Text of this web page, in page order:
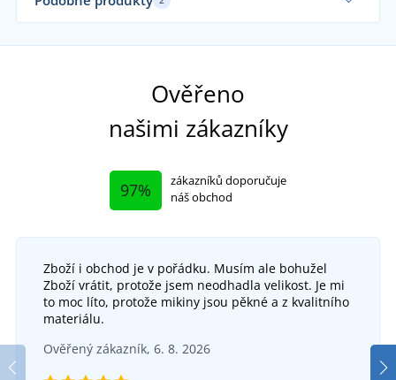
Pánské pantofle ZETA
DO 5 DNŮ
Dámské pantofle MEGI
DO 5 DNŮ
Ověřeno
našimi zákazníky
97%
zákazníků doporučuje
náš obchod
Zboží i obchod je v pořádku. Musím ale bohužel
Zboží vrátit, protože jsem neodhadla velikost. Je mi
to moc líto, protože mikiny jsou pěkné a z kvalitního
materiálu.
Ověřený zákazník, 6. 8. 2026